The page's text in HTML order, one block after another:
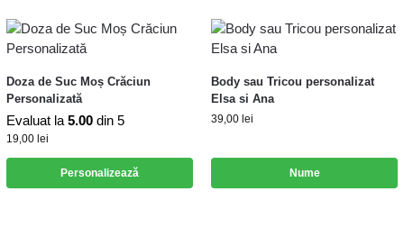
Doza de Suc Moș Crăciun
Personalizată
Evaluat la 5.00 din 5
19,00 lei
Personalizează
Body sau Tricou personalizat
Elsa si Ana
39,00 lei
Nume